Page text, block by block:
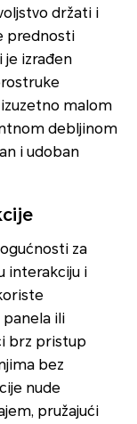
držati i
prednosti
je izrađen
malom
debljinom
i udoban
za
interakciju i
panela ili
brz pristup
bez
nude
pružajući